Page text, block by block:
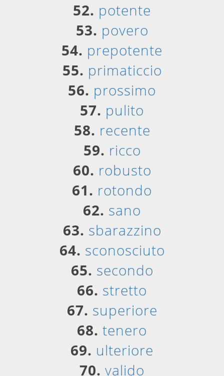
52. potente
53. povero
54. prepotente
55. primaticcio
56. prossimo
57. pulito
58. recente
59. ricco
60. robusto
61. rotondo
62. sano
63. sbarazzino
64. sconosciuto
65. secondo
66. stretto
67. superiore
68. tenero
69. ulteriore
70. valido